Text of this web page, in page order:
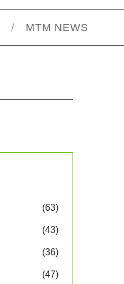
MTM NEWS
(63)
(43)
(36)
(47)